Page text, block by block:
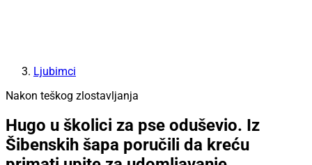
Ljubimci
Nakon teškog zlostavljanja
Hugo u školici za pse oduševio. Iz
Šibenskih šapa poručili da kreću